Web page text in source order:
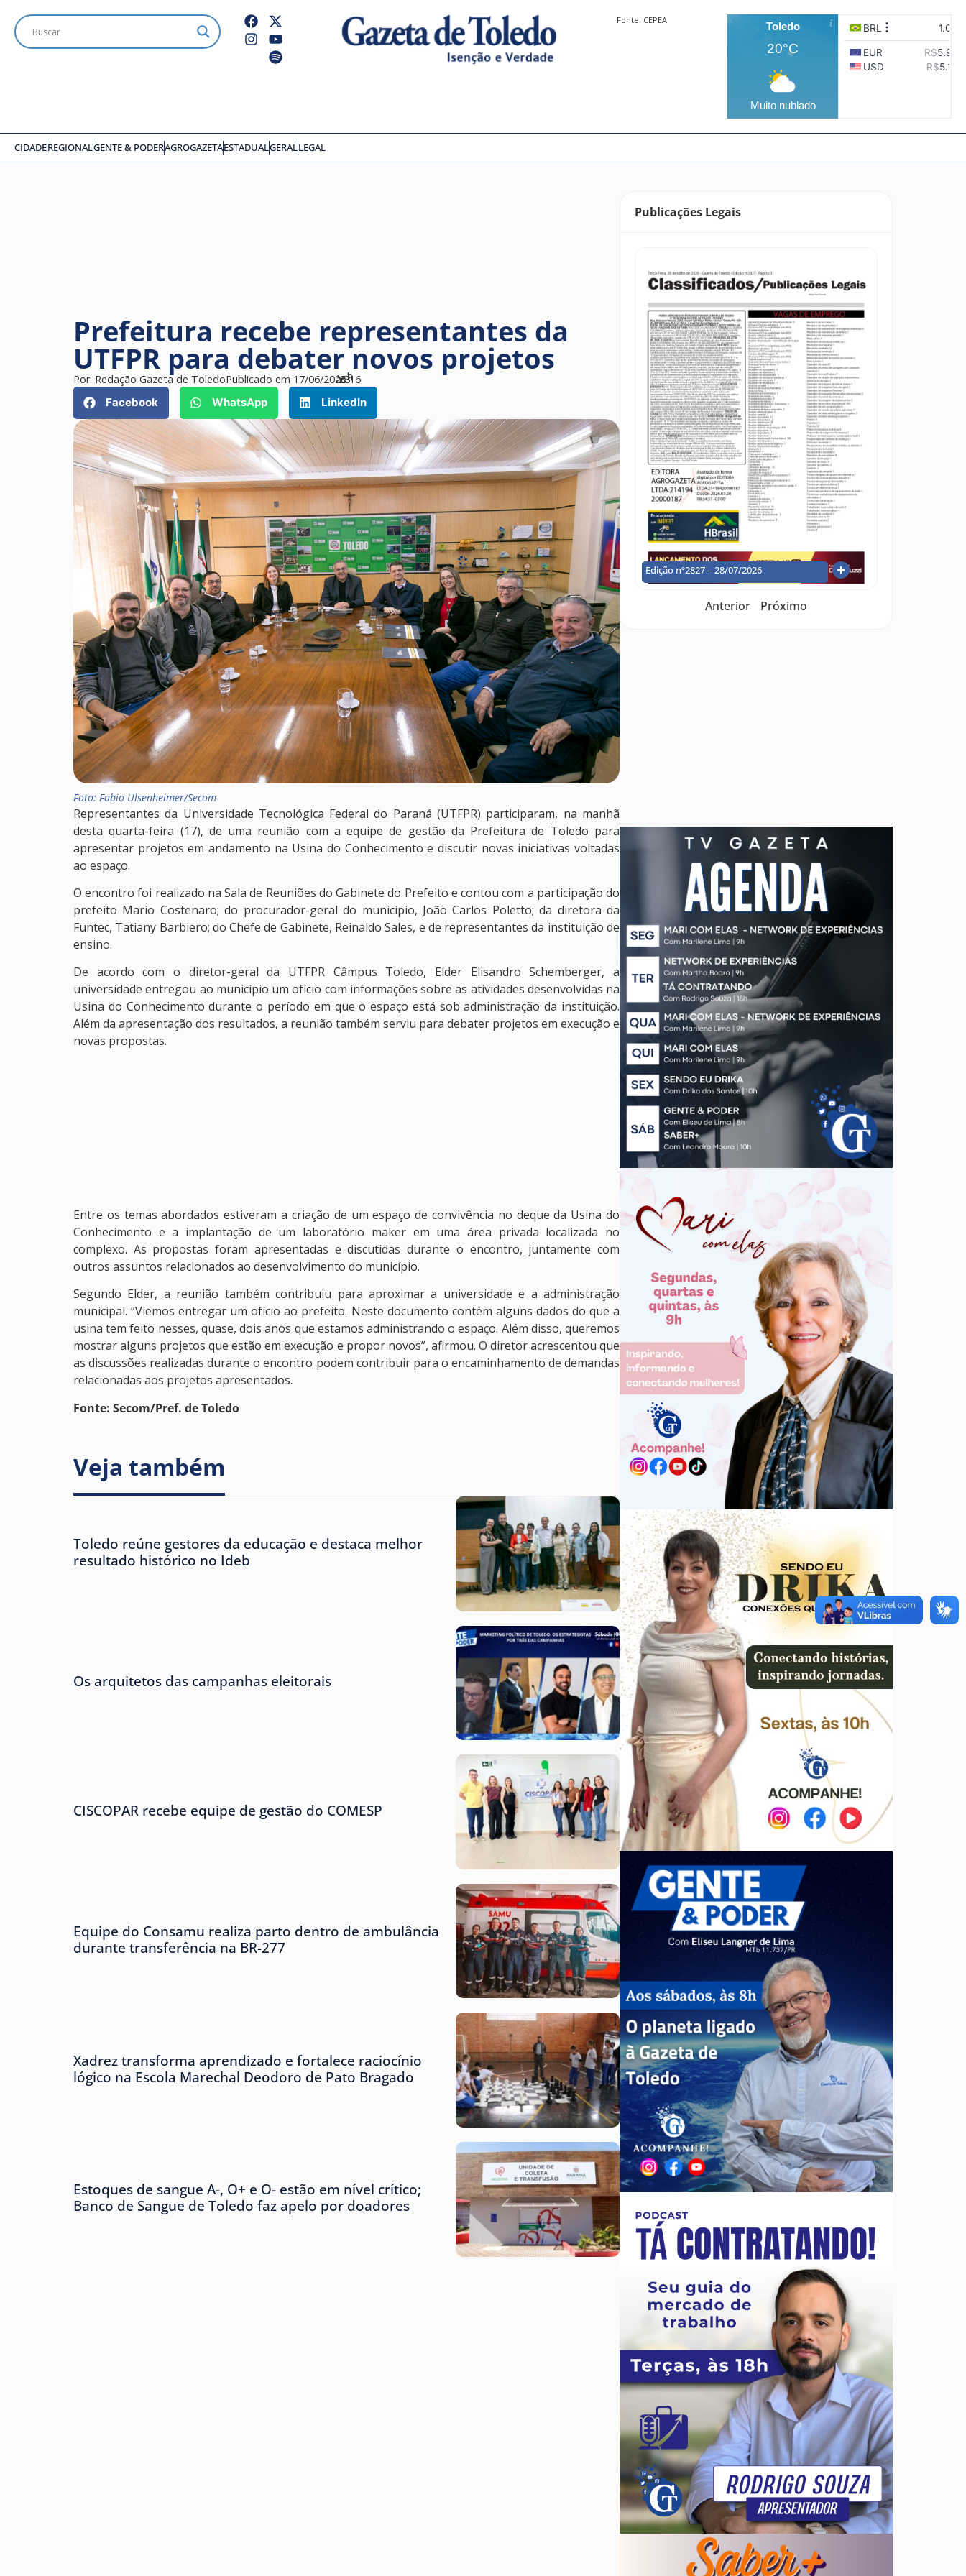
Fonte: CEPEA
Toledo
20°C
Muito nublado
CIDADEREGIONALGENTE & PODERAGROGAZETAESTADUALGERALLEGAL
Prefeitura recebe representantes da
UTFPR para debater novos projetos
Por: Redação Gazeta de ToledoPublicado em 17/06/2026
às16
h
53
Facebook
WhatsApp LinkedIn
Foto: Fabio Ulsenheimer/Secom
Representantes da Universidade Tecnológica Federal do Paraná (UTFPR) participaram, na manhã
desta quarta-feira (17), de uma reunião com a equipe de gestão da Prefeitura de Toledo para
apresentar projetos em andamento na Usina do Conhecimento e discutir novas iniciativas voltadas
ao espaço.
O encontro foi realizado na Sala de Reuniões do Gabinete do Prefeito e contou com a participação do
prefeito Mario Costenaro; do procurador-geral do município, João Carlos Poletto; da diretora da
Funtec, Tatiany Barbiero; do Chefe de Gabinete, Reinaldo Sales, e de representantes da instituição de
ensino.
De acordo com o diretor-geral da UTFPR Câmpus Toledo, Elder Elisandro Schemberger, a
universidade entregou ao município um ofício com informações sobre as atividades desenvolvidas na
Usina do Conhecimento durante o período em que o espaço está sob administração da instituição.
Além da apresentação dos resultados, a reunião também serviu para debater projetos em execução e
novas propostas.
Entre os temas abordados estiveram a criação de um espaço de convivência no deque da Usina do
Conhecimento e a implantação de um laboratório maker em uma área privada localizada no
complexo. As propostas foram apresentadas e discutidas durante o encontro, juntamente com
outros assuntos relacionados ao desenvolvimento do município.
Segundo Elder, a reunião também contribuiu para aproximar a universidade e a administração
municipal. “Viemos entregar um ofício ao prefeito. Neste documento contém alguns dados do que a
usina tem feito nesses, quase, dois anos que estamos administrando o espaço. Além disso, queremos
mostrar alguns projetos que estão em execução e propor novos”, afirmou. O diretor acrescentou que
as discussões realizadas durante o encontro podem contribuir para o encaminhamento de demandas
relacionadas aos projetos apresentados.
Fonte: Secom/Pref. de Toledo
Veja também
Toledo reúne gestores da educação e destaca melhor
resultado histórico no Ideb
Os arquitetos das campanhas eleitorais
CISCOPAR recebe equipe de gestão do COMESP
Equipe do Consamu realiza parto dentro de ambulância
durante transferência na BR-277
Xadrez transforma aprendizado e fortalece raciocínio
lógico na Escola Marechal Deodoro de Pato Bragado
Estoques de sangue A-, O+ e O- estão em nível crítico;
Banco de Sangue de Toledo faz apelo por doadores
Publicações Legais
Edição nº2827 – 28/07/2026
Anterior Próximo